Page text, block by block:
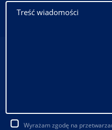
Wyrażam zgodę na